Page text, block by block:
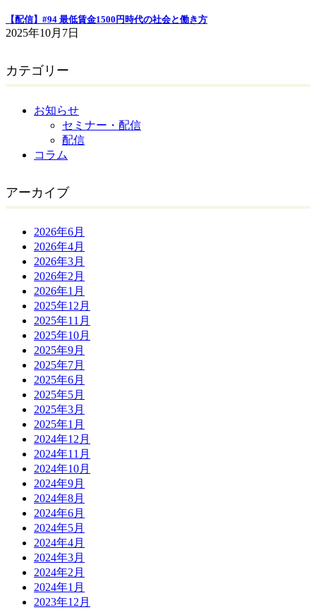
【配信】#94 最低賃金1500円時代の社会と働き方
2025年10月7日
カテゴリー
お知らせ
セミナー・配信
配信
コラム
アーカイブ
2026年6月
2026年4月
2026年3月
2026年2月
2026年1月
2025年12月
2025年11月
2025年10月
2025年9月
2025年7月
2025年6月
2025年5月
2025年3月
2025年1月
2024年12月
2024年11月
2024年10月
2024年9月
2024年8月
2024年6月
2024年5月
2024年4月
2024年3月
2024年2月
2024年1月
2023年12月